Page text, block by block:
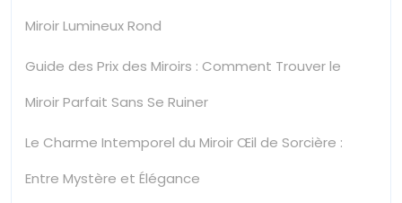
Miroir Lumineux Rond
Guide des Prix des Miroirs : Comment Trouver le
Miroir Parfait Sans Se Ruiner
Le Charme Intemporel du Miroir Œil de Sorcière :
Entre Mystère et Élégance